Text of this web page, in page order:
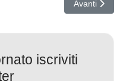
Gamaredon: Minacce
Articolo
Avanti
iscriviti